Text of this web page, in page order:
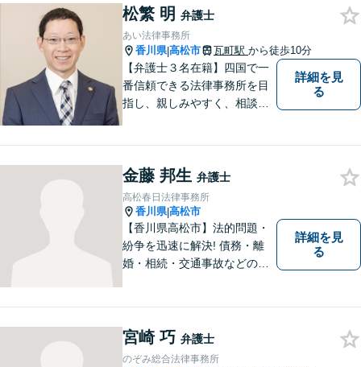
松繁 明 弁護士
あい法律事務所
香川県|高松市 瓦町駅 から徒歩10分
【弁護士３名在籍】四国で一
番信頼できる法律事務所を目
指し、親しみやすく、相談し
詳細を見
る
金藤 邦生 弁護士
高松春日法律事務所
香川県|高松市
【香川県高松市】法的問題・
紛争を迅速に解決! 債務・離
婚・相続・交通事故などの問
詳細を見
る
宮崎 巧 弁護士
のぞみ総合法律事務所